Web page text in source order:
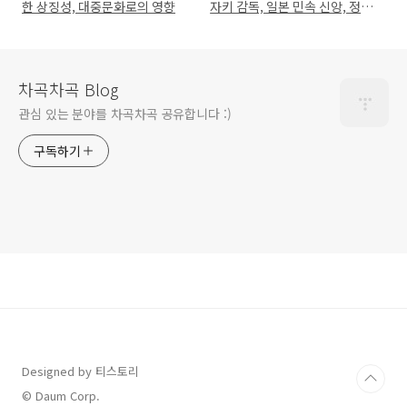
한 상징성, 대중문화로의 영향
자키 감독, 일본 민속 신앙, 정체
차곡차곡 Blog
관심 있는 분야를 차곡차곡 공유합니다 :)
구독하기
Designed by 티스토리
© Daum Corp.